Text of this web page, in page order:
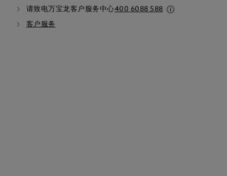
请致电万宝龙客户服务中心400 6088 588
客户服务